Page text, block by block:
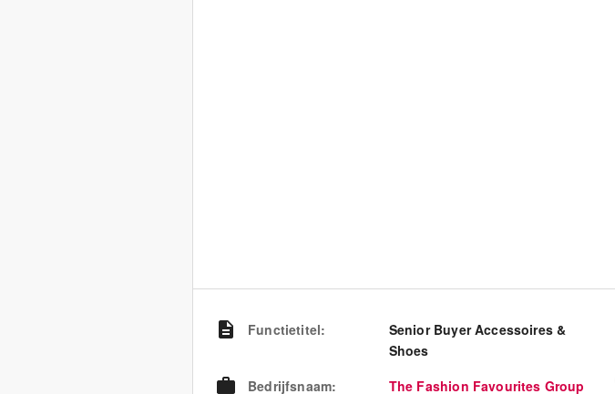
Functietitel:
Senior Buyer Accessoires &
Shoes
Bedrijfsnaam:
The Fashion Favourites Group